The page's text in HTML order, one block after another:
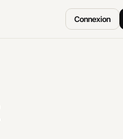
Connexion